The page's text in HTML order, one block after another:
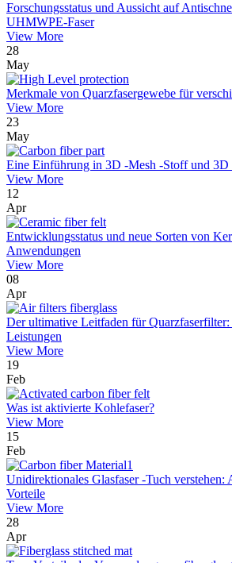
Forschungsstatus und Aussicht auf
UHMWPE-Faser
View More
28
May
Merkmale von Quarzfasergewebe für
View More
23
May
Eine Einführung in 3D -Mesh -Stoff und 3D
View More
12
Apr
Entwicklungsstatus und neue Sorten von
Anwendungen
View More
08
Apr
Der ultimative Leitfaden für
Leistungen
View More
19
Feb
Was ist aktivierte Kohlefaser?
View More
15
Feb
Unidirektionales Glasfaser -Tuch verstehen:
Vorteile
View More
28
Apr